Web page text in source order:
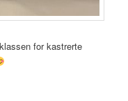
for kastrerte